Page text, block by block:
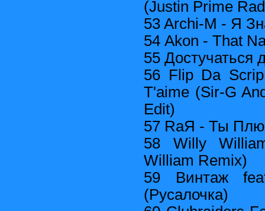
(Justin Prime
53 Archi-M - Я
54 Akon - That
55 Достучаться
56 Flip Da
T'aime (Sir-G
Edit)
57 RaЯ - Ты
58 Willy
William Remix)
59 Винтаж
(Русалочка)